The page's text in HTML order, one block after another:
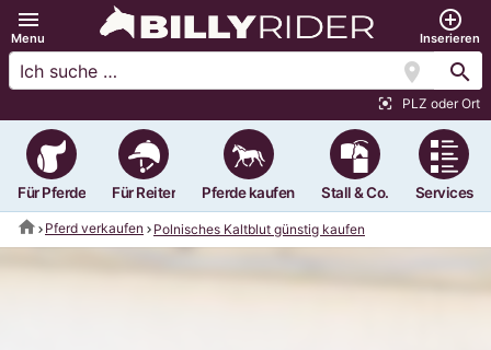
menu
Menu
add_circle_outline
Inserieren
location_on search
center_focus_strong PLZ oder Ort
Für Pferde Für Reiter Pferde kaufen Stall & Co. Services
home Pferd verkaufen Polnisches Kaltblut günstig kaufen